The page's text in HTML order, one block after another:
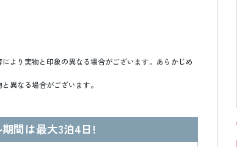
より実物と印象の異なる場合がございます。あらかじめ
異なる場合がございます。
期間は最大3泊4日!